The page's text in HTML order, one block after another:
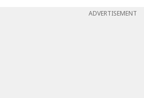
ADVERTISEMENT